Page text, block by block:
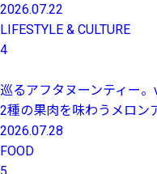
2026.07.22
LIFESTYLE & CULTURE
4
巡るアフタヌーンティー。
2種の果肉を味わうメロン
2026.07.28
FOOD
5